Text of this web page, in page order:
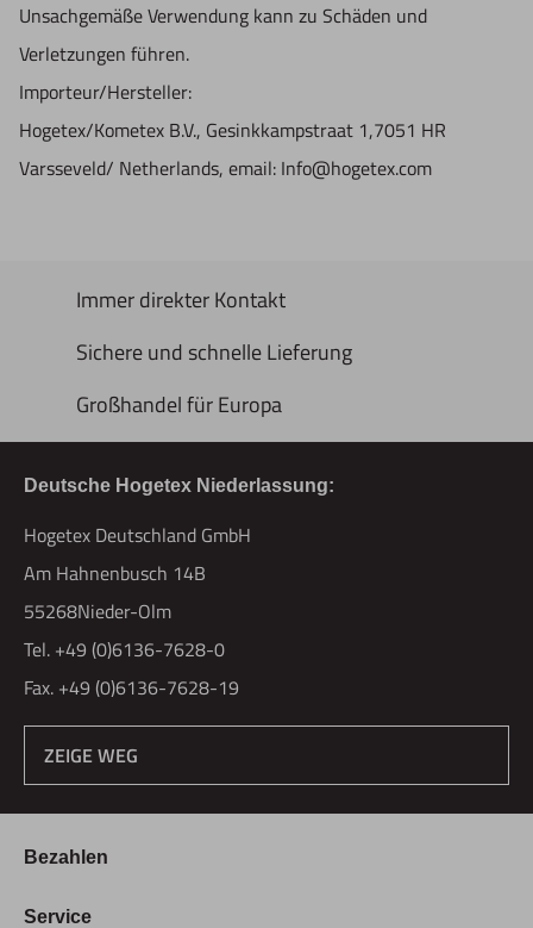
Unsachgemäße Verwendung kann zu Schäden und
Verletzungen führen.
Importeur/Hersteller:
Hogetex/Kometex B.V., Gesinkkampstraat 1,7051 HR
Varsseveld/ Netherlands, email: Info@hogetex.com
Immer direkter Kontakt
Sichere und schnelle Lieferung
Großhandel für Europa
Deutsche Hogetex Niederlassung:
Hogetex Deutschland GmbH
Am Hahnenbusch 14B
55268Nieder-Olm
Tel. +49 (0)6136-7628-0
Fax. +49 (0)6136-7628-19
ZEIGE WEG
Bezahlen
Bestellung & Zahlung
Service